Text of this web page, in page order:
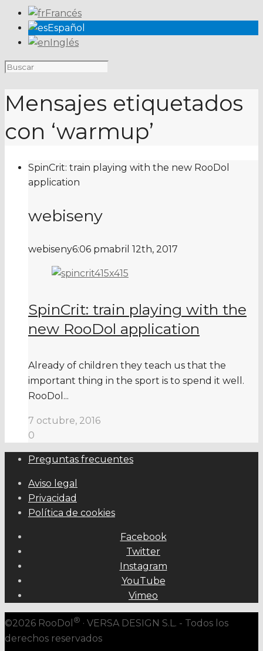
Francés
Español
Inglés
Mensajes etiquetados
con ‘warmup’
SpinCrit: train playing with the new RooDol
application
webiseny
webiseny6:06 pmabril 12th, 2017
SpinCrit: train playing with the
new RooDol application
Already of children they teach us that the
important thing in the sport is to spend it well.
RooDol...
7 octubre, 2016
0
Preguntas frecuentes
Aviso legal
Privacidad
Política de cookies
Facebook
Twitter
Instagram
YouTube
Vimeo
©2026 RooDol ® · VERSA DESIGN S.L. - Todos los
derechos reservados